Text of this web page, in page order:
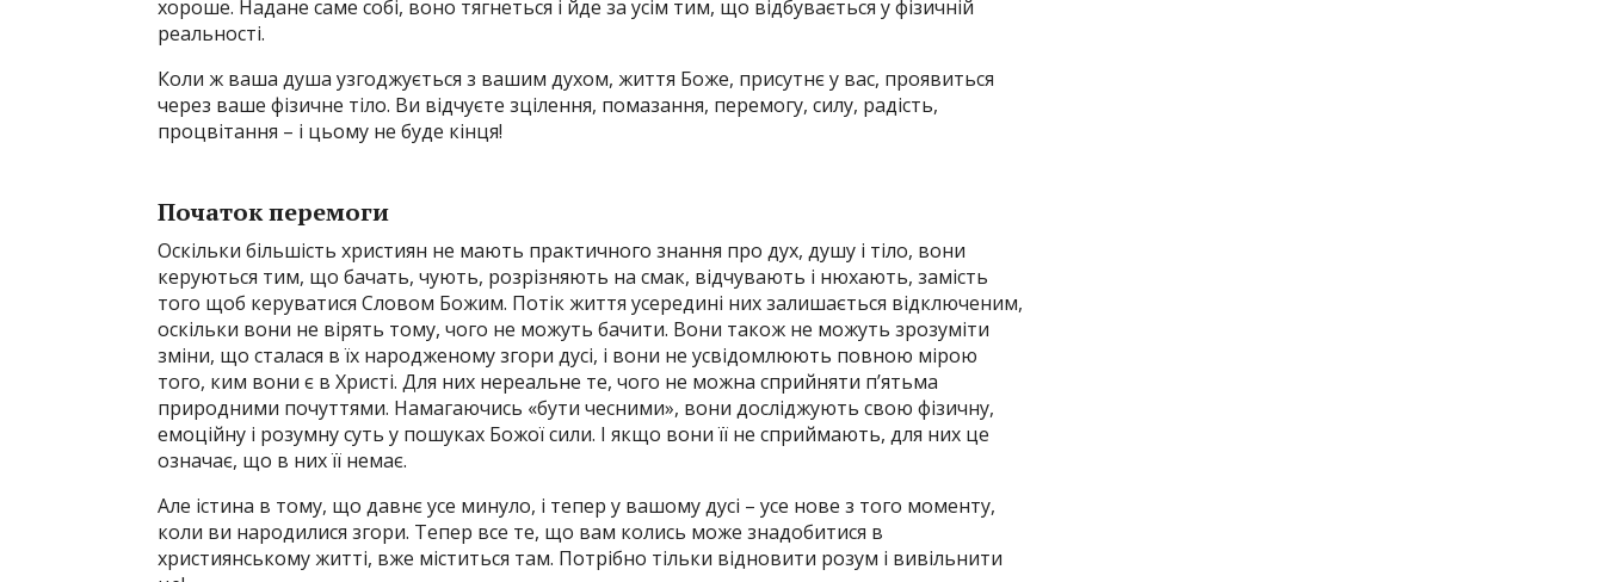
хороше. Надане саме собі, воно тягнеться і йде за усім тим, що відбувається у фізичній
реальності.
Коли ж ваша душа узгоджується з вашим духом, життя Боже, присутнє у вас, проявиться
через ваше фізичне тіло. Ви відчуєте зцілення, помазання, перемогу, силу, радість,
процвітання – і цьому не буде кінця!
Початок перемоги
Оскільки більшість християн не мають практичного знання про дух, душу і тіло, вони
керуються тим, що бачать, чують, розрізняють на смак, відчувають і нюхають, замість
того щоб керуватися Словом Божим. Потік життя усередині них залишається відключеним,
оскільки вони не вірять тому, чого не можуть бачити. Вони також не можуть зрозуміти
зміни, що сталася в їх народженому згори дусі, і вони не усвідомлюють повною мірою
того, ким вони є в Христі. Для них нереальне те, чого не можна сприйняти п’ятьма
природними почуттями. Намагаючись «бути чесними», вони досліджують свою фізичну,
емоційну і розумну суть у пошуках Божої сили. І якщо вони її не сприймають, для них це
означає, що в них її немає.
Але істина в тому, що давнє усе минуло, і тепер у вашому дусі – усе нове з того моменту,
коли ви народилися згори. Тепер все те, що вам колись може знадобитися в
християнському житті, вже міститься там. Потрібно тільки відновити розум і вивільнити